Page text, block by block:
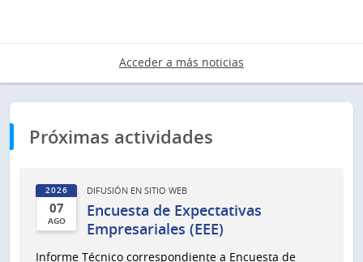
Acceder a más noticias
Próximas actividades
2026
07
AGO
DIFUSIÓN EN SITIO WEB
Encuesta de Expectativas
Empresariales (EEE)
Informe Técnico correspondiente a Encuesta de